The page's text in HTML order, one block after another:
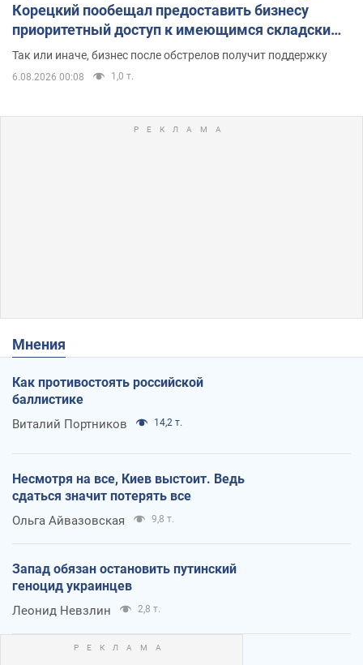
Корецкий пообещал предоставить бизнесу
приоритетный доступ к имеющимся складским
помещениям
Так или иначе, бизнес после обстрелов получит поддержку
6.08.2026 00:08 1,0 т.
Мнения
Как противостоять российской
баллистике
Виталий Портников 14,2 т.
Несмотря на все, Киев выстоит. Ведь
сдаться значит потерять все
Ольга Айвазовская 9,8 т.
Запад обязан остановить путинский
геноцид украинцев
Леонид Невзлин 2,8 т.